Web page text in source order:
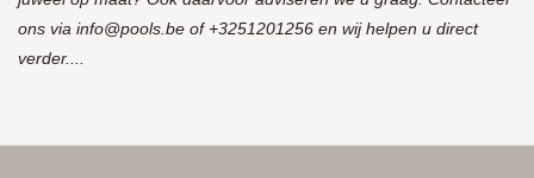
ons via info@pools.be of +3251201256 en wij helpen u direct
verder....